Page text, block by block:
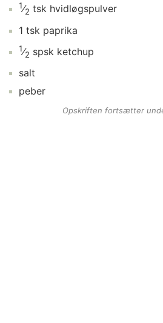
1⁄2 tsk hvidløgspulver
1 tsk paprika
1⁄2 spsk ketchup
salt
peber
Opskriften fortsætter